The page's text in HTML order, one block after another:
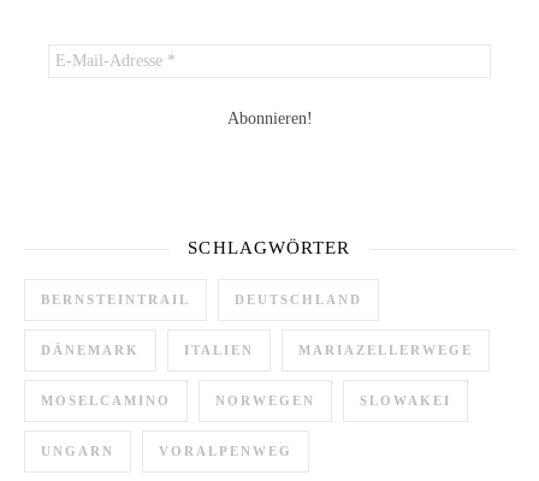
SCHLAGWÖRTER
BERNSTEINTRAIL DEUTSCHLAND
DÄNEMARK ITALIEN MARIAZELLERWEGE
MOSELCAMINO NORWEGEN SLOWAKEI
UNGARN VORALPENWEG